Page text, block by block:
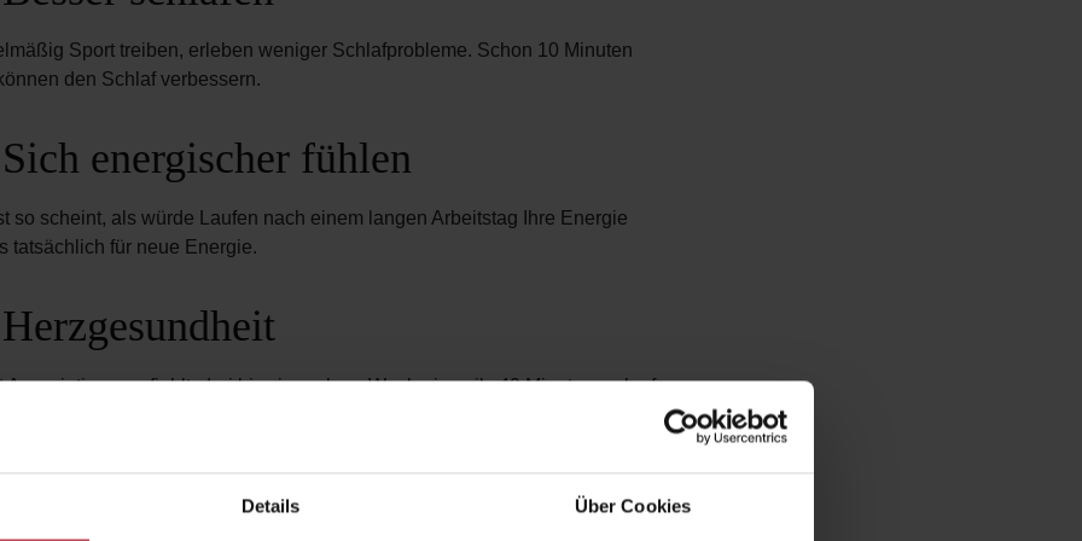
Details Über Cookies
Sport treiben, erleben weniger Schlafprobleme. Schon 10 Minuten
den Schlaf verbessern.
energischer fühlen
so scheint, als würde Laufen nach einem langen Arbeitstag Ihre Energie
tatsächlich für neue Energie.
Association empfiehlt, drei bis viermal pro Woche jeweils 40 Minuten zu laufen,
abbauen